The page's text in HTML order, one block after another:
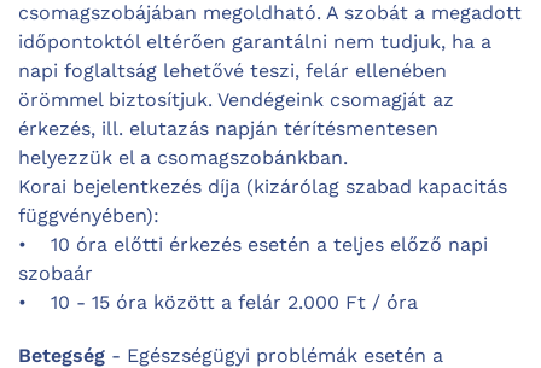
csomagszobájában megoldható. A szobát a megadott
időpontoktól eltérően garantálni nem tudjuk, ha a
napi foglaltság lehetővé teszi, felár ellenében
örömmel biztosítjuk. Vendégeink csomagját az
érkezés, ill. elutazás napján térítésmentesen
helyezzük el a csomagszobánkban.
Korai bejelentkezés díja (kizárólag szabad kapacitás
függvényében):
• 10 óra előtti érkezés esetén a teljes előző napi
szobaár
• 10 - 15 óra között a felár 2.000 Ft / óra
Betegség - Egészségügyi problémák esetén a